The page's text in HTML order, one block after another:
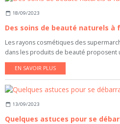
18/09/2023
Des soins de beauté naturels à
Les rayons cosmétiques des
dans les produits de beauté proposent
EN SAVOIR PLUS
13/09/2023
Quelques astuces pour se